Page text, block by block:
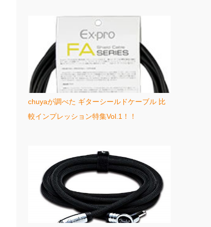
chuyaが調べた ギターシールドケーブル 比
較インプレッション特集Vol.1！！